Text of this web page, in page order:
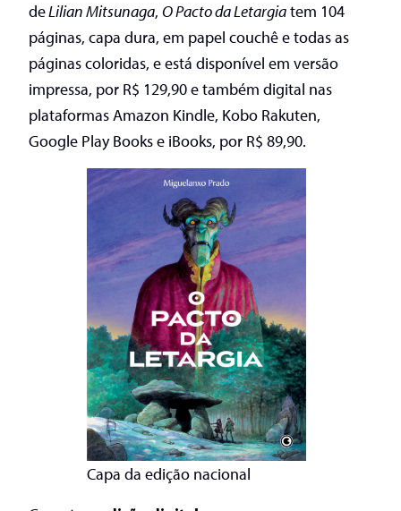
deLilian Mitsunaga, O Pacto da Letargiatem 104
páginas, capa dura, em papel couchê e todas as
páginas coloridas, e está disponível em versão
impressa, por R$ 129,90 e também digital nas
plataformas Amazon Kindle, Kobo Rakuten,
Google Play Books e iBooks, por R$ 89,90.
Capa da edição nacional